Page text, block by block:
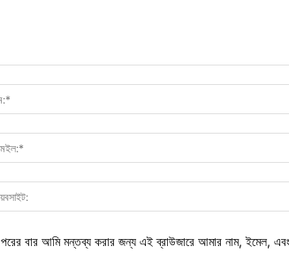
পরের বার আমি মন্তব্য করার জন্য এই ব্রাউজারে আমার নাম, ইমেল,